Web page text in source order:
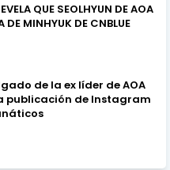
QUE SEOLHYUN DE AOA
DE MINHYUK DE CNBLUE
de la ex líder de AOA
publicación de Instagram